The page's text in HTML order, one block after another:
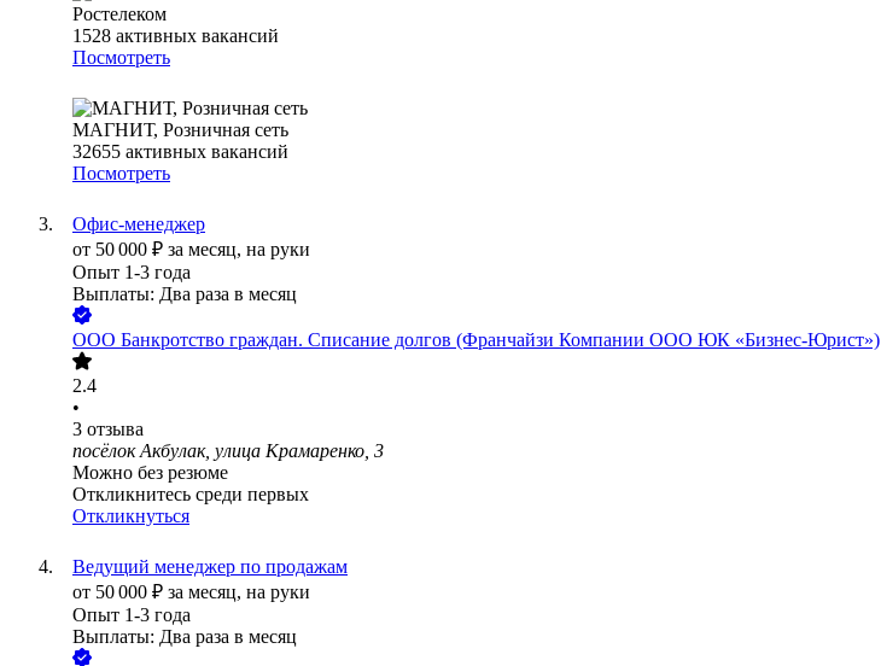
Ростелеком
1528 активных вакансий
Посмотреть
МАГНИТ, Розничная сеть
32655 активных вакансий
Посмотреть
Офис-менеджер
от 50 000 ₽ за месяц, на руки
Опыт 1-3 года
Выплаты: Два раза в месяц
ООО Банкротство граждан. Списание долгов (Франчайзи Компании ООО ЮК «Бизнес-Юрист»)
2.4
•
3 отзыва
посёлок Акбулак, улица Крамаренко, 3
Можно без резюме
Откликнитесь среди первых
Откликнуться
Ведущий менеджер по продажам
от 50 000 ₽ за месяц, на руки
Опыт 1-3 года
Выплаты: Два раза в месяц